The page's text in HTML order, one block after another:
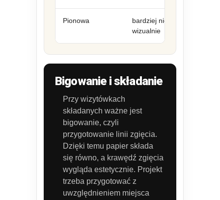
Pionowa
bardziej nietypowa
wizualnie
Bigowanie i składanie
Przy wizytówkach
składanych ważne jest
bigowanie, czyli
przygotowanie linii zgięcia.
Dzięki temu papier składa
się równo, a krawędź zgięcia
wygląda estetycznie. Projekt
trzeba przygotować z
uwzględnieniem miejsca